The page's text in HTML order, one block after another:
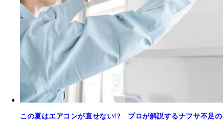
この夏はエアコンが直せない!? プロが解説するナフサ不足の